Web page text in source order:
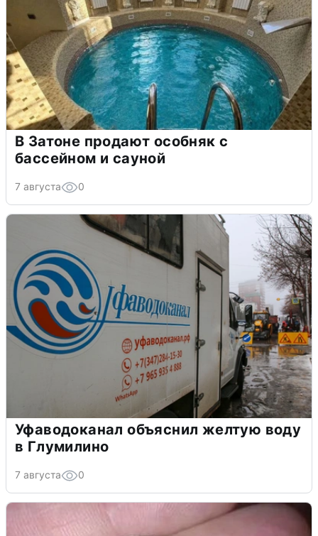
В Затоне продают особняк с
бассейном и сауной
7 августа 0
Уфаводоканал объяснил желтую воду
в Глумилино
7 августа 0